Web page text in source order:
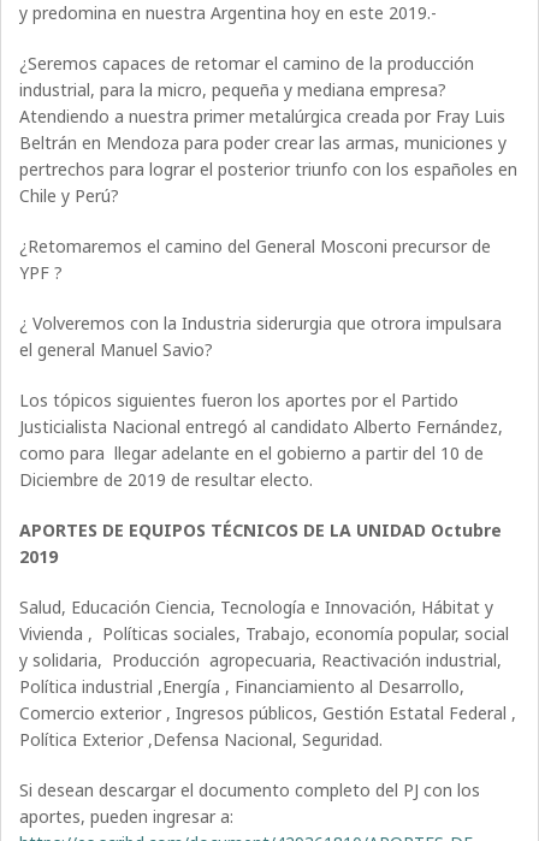
y predomina en nuestra Argentina hoy en este 2019.-
¿Seremos capaces de retomar el camino de la producción
industrial, para la micro, pequeña y mediana empresa?
Atendiendo a nuestra primer metalúrgica creada por Fray Luis
Beltrán en Mendoza para poder crear las armas, municiones y
pertrechos para lograr el posterior triunfo con los españoles en
Chile y Perú?
¿Retomaremos el camino del General Mosconi precursor de
YPF ?
¿ Volveremos con la Industria siderurgia que otrora impulsara
el general Manuel Savio?
Los tópicos siguientes fueron los aportes por el Partido
Justicialista Nacional entregó al candidato Alberto Fernández,
como para llegar adelante en el gobierno a partir del 10 de
Diciembre de 2019 de resultar electo.
APORTES DE EQUIPOS TÉCNICOS DE LA UNIDAD Octubre
2019
Salud, Educación Ciencia, Tecnología e Innovación, Hábitat y
Vivienda , Políticas sociales, Trabajo, economía popular, social
y solidaria, Producción agropecuaria, Reactivación industrial,
Política industrial ,Energía , Financiamiento al Desarrollo,
Comercio exterior , Ingresos públicos, Gestión Estatal Federal ,
Política Exterior ,Defensa Nacional, Seguridad.
Si desean descargar el documento completo del PJ con los
aportes, pueden ingresar a: